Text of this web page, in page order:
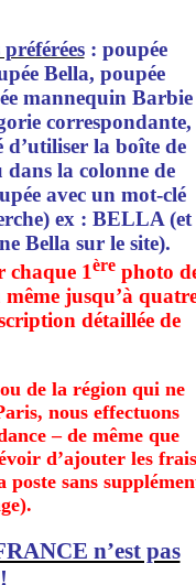
: poupée
Bella, poupée
mannequin Barbie
correspondante,
d’utiliser la boîte de
la colonne de
avec un mot-clé
ex : BELLA (et
Bella sur le site).
1èrephoto
même jusqu’à
détaillée de
de la région qui ne
nous effectuons
– de même que
d’ajouter les frais
poste sans
n’est pas